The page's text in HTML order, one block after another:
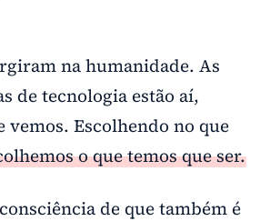
na humanidade. As
de tecnologia estão aí,
vemos. Escolhendo no que
o que temos que ser.
de que também é